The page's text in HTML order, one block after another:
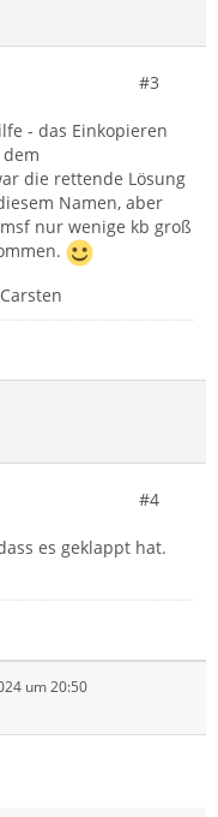
#3
- das Einkopieren
die rettende Lösung
Namen, aber
nur wenige kb groß
#4
es geklappt hat.
um 20:50